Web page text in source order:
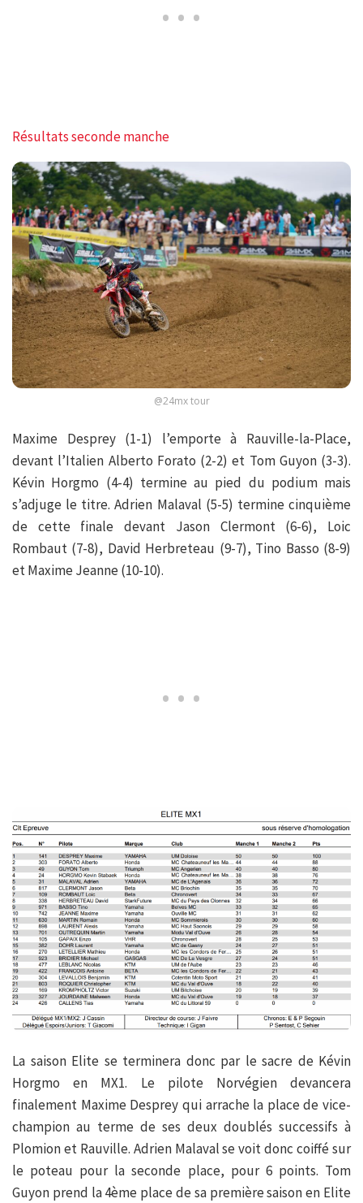
Résultats seconde manche
@24mx tour
Maxime Desprey (1-1) l’emporte à Rauville-la-Place,
devant l’Italien Alberto Forato (2-2) et Tom Guyon (3-3).
Kévin Horgmo (4-4) termine au pied du podium mais
s’adjuge le titre. Adrien Malaval (5-5) termine cinquième
de cette finale devant Jason Clermont (6-6), Loic
Rombaut (7-8), David Herbreteau (9-7), Tino Basso (8-9)
et Maxime Jeanne (10-10).
La saison Elite se terminera donc par le sacre de Kévin
Horgmo en MX1. Le pilote Norvégien devancera
finalement Maxime Desprey qui arrache la place de vice-
champion au terme de ses deux doublés successifs à
Plomion et Rauville. Adrien Malaval se voit donc coiffé sur
le poteau pour la seconde place, pour 6 points. Tom
Guyon prend la 4ème place de sa première saison en Elite